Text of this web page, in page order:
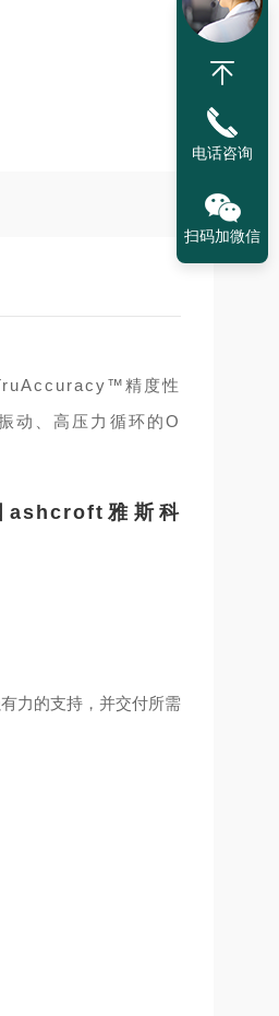
精度性
动、高压力循环的O
ashcroft雅斯科
力的支持，并交付所需
电话咨询
扫码加微信